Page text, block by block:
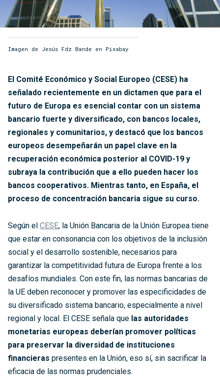
Imagen de Jesús Fdz Bande en Pixabay
El Comité Económico y Social Europeo (CESE) ha
señalado recientemente en un dictamen que para el
futuro de Europa es esencial contar con un sistema
bancario fuerte y diversificado, con bancos locales,
regionales y comunitarios, y destacó que los bancos
europeos desempeñarán un papel clave en la
recuperación económica posterior al COVID-19 y
subraya la contribución que a ello pueden hacer los
bancos cooperativos. Mientras tanto, en España, el
proceso de concentración bancaria sigue su curso.
Según el CESE, la Unión Bancaria de la Unión Europea tiene
que estar en consonancia con los objetivos de la inclusión
social y el desarrollo sostenible, necesarios para
garantizar la competitividad futura de Europa frente a los
desafíos mundiales. Con este fin, las normas bancarias de
la UE deben reconocer y promover las especificidades de
su diversificado sistema bancario, especialmente a nivel
regional y local. El CESE señala que las autoridades
monetarias europeas deberían promover políticas
para preservar la diversidad de instituciones
financieras presentes en la Unión, eso sí, sin sacrificar la
eficacia de las normas prudenciales.